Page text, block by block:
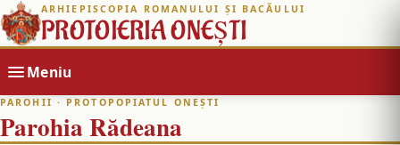
ARHIEPISCOPIA ROMANULUI ȘI BACĂULUI
PROTOIERIA ONEȘTI
Meniu
PAROHII · PROTOPOPIATUL ONEȘTI
Parohia Rădeana